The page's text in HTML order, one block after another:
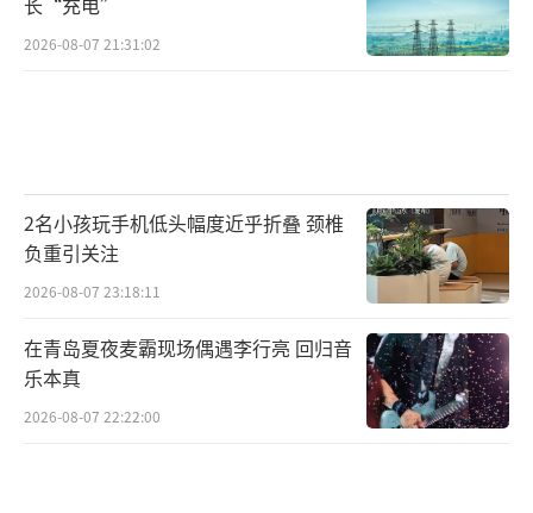
2026-08-07 21:31:02
2名小孩玩手机低头幅度近乎折叠 颈椎
负重引关注
2026-08-07 23:18:11
在青岛夏夜麦霸现场偶遇李行亮 回归音
乐本真
2026-08-07 22:22:00